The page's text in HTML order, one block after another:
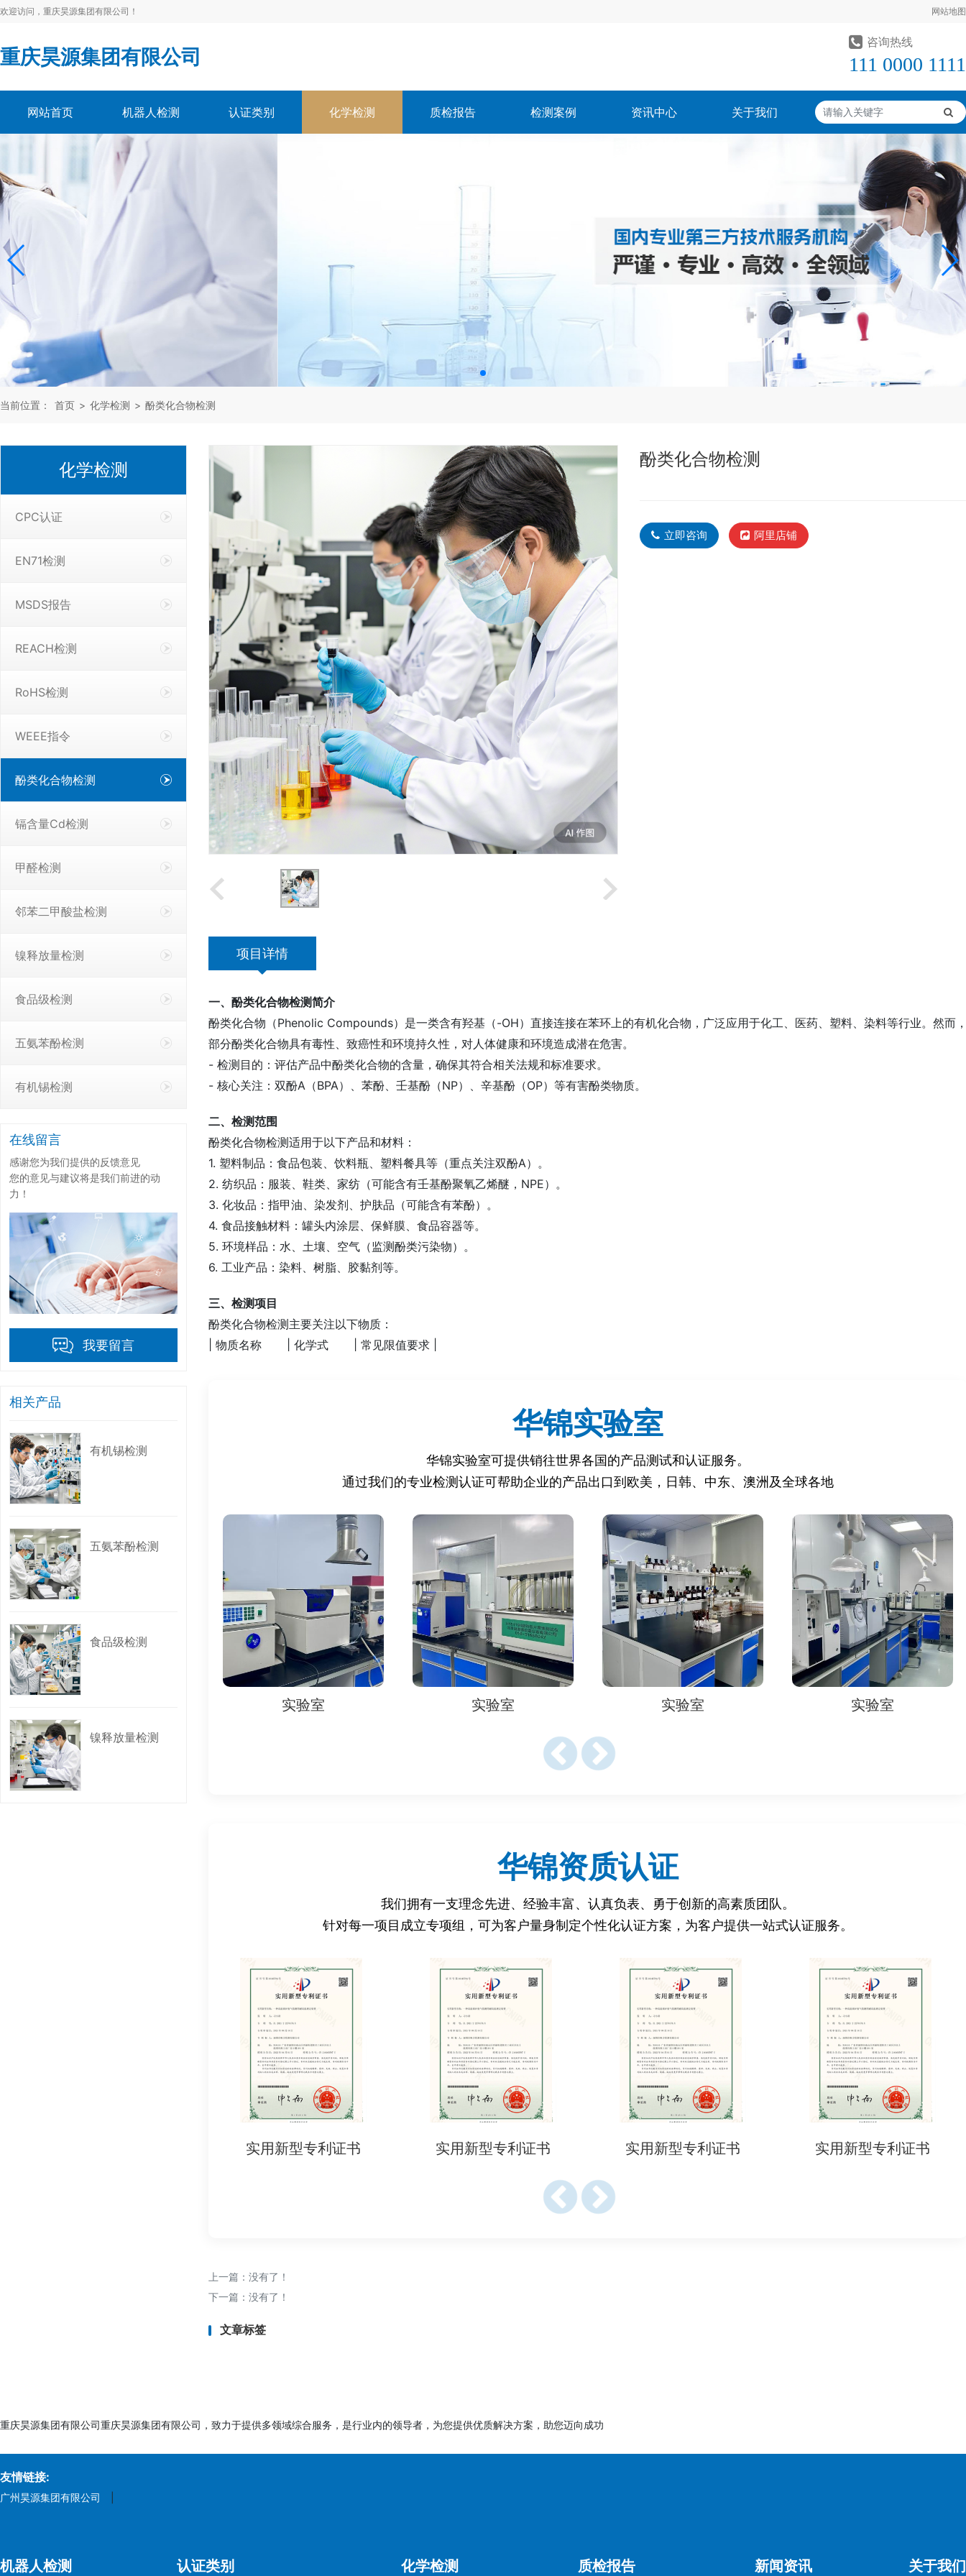
欢迎访问，重庆昊源集团有限公司！ 网站地图
重庆昊源集团有限公司
咨询热线
111 0000 1111
网站首页 机器人检测 认证类别 化学检测 质检报告 检测案例 资讯中心 关于我们
当前位置： 首页 > 化学检测 > 酚类化合物检测
化学检测
CPC认证
EN71检测
MSDS报告
REACH检测
RoHS检测
WEEE指令
酚类化合物检测
镉含量Cd检测
甲醛检测
邻苯二甲酸盐检测
镍释放量检测
食品级检测
五氨苯酚检测
有机锡检测
在线留言
感谢您为我们提供的反馈意见
您的意见与建议将是我们前进的动
力！
我要留言
相关产品
有机锡检测
五氨苯酚检测
食品级检测
镍释放量检测
酚类化合物检测
立即咨询 阿里店铺
项目详情
一、酚类化合物检测简介
酚类化合物（Phenolic Compounds）是一类含有羟基（-OH）直接连接在苯环上的有机化合物，广泛应用于化工、医药、塑料、染料等行业。然而
部分酚类化合物具有毒性、致癌性和环境持久性，对人体健康和环境造成潜在危害。
- 检测目的：评估产品中酚类化合物的含量，确保其符合相关法规和标准要求。
- 核心关注：双酚A（BPA）、苯酚、壬基酚（NP）、辛基酚（OP）等有害酚类物质。
二、检测范围
酚类化合物检测适用于以下产品和材料：
1. 塑料制品：食品包装、饮料瓶、塑料餐具等（重点关注双酚A）。
2. 纺织品：服装、鞋类、家纺（可能含有壬基酚聚氧乙烯醚，NPE）。
3. 化妆品：指甲油、染发剂、护肤品（可能含有苯酚）。
4. 食品接触材料：罐头内涂层、保鲜膜、食品容器等。
5. 环境样品：水、土壤、空气（监测酚类污染物）。
6. 工业产品：染料、树脂、胶黏剂等。
三、检测项目
酚类化合物检测主要关注以下物质：
| 物质名称 | 化学式 | 常见限值要求 |
| 对叔丁基苯酚 | C10H14O | ≤0.1%（化妆品） |
| 2,4-二氯苯酚 | C6H4Cl2O | ≤0.1mg/L（饮用水） |
- 欧盟REACH法规：限制壬基酚（NP）和壬基酚聚氧乙烯醚（NPE）的使用。
- 欧盟食品接触材料法规（EU）No 10/2011：限制双酚A（BPA）的迁移量。
- 欧盟化妆品法规（EC）No 1223/2009：限制苯酚和对叔丁基苯酚的使用。
2. 美国法规：
- FDA 21 CFR：限制双酚A（BPA）在食品接触材料中的使用。
- CPSIA：限制儿童产品中双酚A（BPA）的含量。
- GB 9685-2016：食品接触材料中双酚A（BPA）的迁移限值。
- GB 18401-2010：纺织品中壬基酚（NP）和辛基酚（OP）的限值。
- 防止酚类化合物通过食品、化妆品等途径进入人体，造成健康危害。
- 减少酚类化合物对水体、土壤和空气的污染。
- 符合法规的产品更容易获得消费者和采购商的信任。
六、检测认证周期
- 常规周期：5-7个工作日（视样品复杂度和检测项目数量而定）。
- 加急服务：可缩短至3个工作日（需额外费用）。
七、检测认证所需资料
1. 产品信息：
2. 样品要求：
八、注意事项
- 欧盟、美国、中国对酚类化合物的限制种类和限值不同，需针对性检测。
- 常用方法为气相色谱-质谱联用（GC-MS）、高效液相色谱（HPLC）等。
华锦实验室
华锦实验室可提供销往世界各国的产品测试和认证服务。
通过我们的专业检测认证可帮助企业的产品出口到欧美，日韩、中东、澳洲及全球各地
实验室 实验室 实验室 实验室
华锦资质认证
我们拥有一支理念先进、经验丰富、认真负表、勇于创新的高素质团队。
针对每一项目成立专项组，可为客户量身制定个性化认证方案，为客户提供一站式认证服务。
实用新型专利证书 实用新型专利证书 实用新型专利证书 实用新型专利证书
上一篇：没有了！
下一篇：没有了！
文章标签
重庆昊源集团有限公司重庆昊源集团有限公司，致力于提供多领域综合服务，是行业内的领导者，为您提供优质解决方案，助您迈向成功
友情链接:
广州昊源集团有限公司
机器人检测 认证类别 化学检测 质检报告 新闻资讯 关于我们